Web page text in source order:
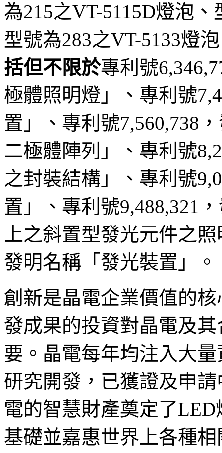
為215之VT-5115D燈泡
型號為283之VT-5133燈
括但不限於專利號
極體照明燈」、專利號
置」、專利號7,560,738
二極體陣列」、專利號
之封裝結構」、專利號
置」、專利號9,488,321
上之斜置型發光元件之
發明名稱「發光裝置」。
創新是晶電企業價值的
發成果的投資對晶電及
要。晶電每年均注入大
研究開發，已獲證及申
電的智慧財產奠定了
基礎並嘉惠世界上各種